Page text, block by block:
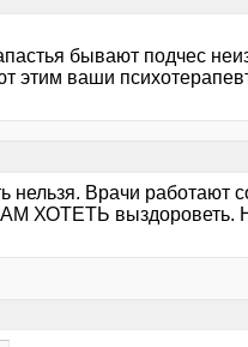
бывают подчес
ваши
нельзя. Врачи работают
ХОТЕТЬ выздороветь.